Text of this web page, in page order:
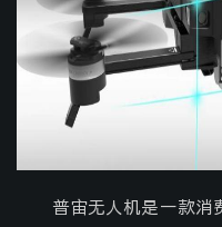
普宙无人机是一款消